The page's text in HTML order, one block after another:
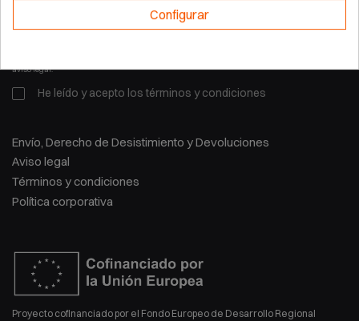
Suscribirse
aviso legal.
He leído y acepto los términos y condiciones
Envío, Derecho de Desistimiento y Devoluciones
Aviso legal
Términos y condiciones
Política corporativa
Proyecto cofinanciado por el Fondo Europeo de Desarrollo Regional
Configurar